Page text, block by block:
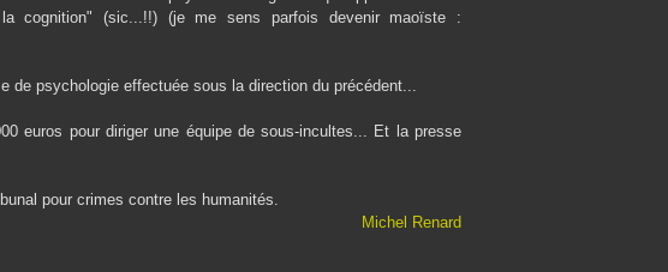
cognition" (sic...!!) (je me sens parfois devenir maoïste :
de psychologie effectuée sous la direction du précédent...
euros pour diriger une équipe de sous-incultes... Et la presse
pour crimes contre les humanités.
Michel Renard